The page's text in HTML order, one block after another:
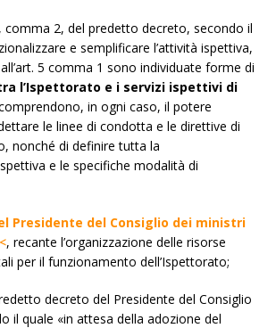
comma 2, del predetto decreto, secondo il
e semplificare l’attività ispettiva,
5 comma 1 sono individuate forme di
l’Ispettorato e i servizi ispettivi di
in ogni caso, il potere
le linee di condotta e le direttive di
nonché di definire tutta la
e le specifiche modalità di
Presidente del Consiglio dei ministri
<, recante l’organizzazione delle risorse
per il funzionamento dell’Ispettorato;
decreto del Presidente del Consiglio
il quale «in attesa della adozione del